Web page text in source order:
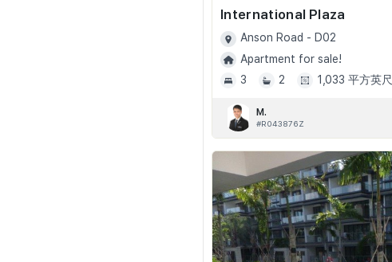
International Plaza
Anson Road - D02
Apartment for sale!
3
2 1,033 平方英尺
M.
#R043876Z